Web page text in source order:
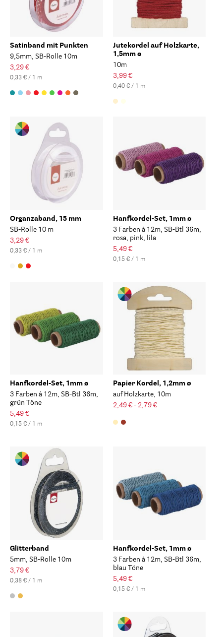
Satinband mit Punkten
9,5mm, SB-Rolle 10m
3,29 €
0,33 € / 1 m
Jutekordel auf Holzkarte,
1,5mm ø
10m
3,99 €
0,40 € / 1 m
Organzaband, 15 mm
SB-Rolle 10 m
3,29 €
0,33 € / 1 m
Hanfkordel-Set, 1mm ø
3 Farben á 12m, SB-Btl 36m,
rosa, pink, lila
5,49 €
0,15 € / 1 m
Hanfkordel-Set, 1mm ø
3 Farben á 12m, SB-Btl 36m,
grün Töne
5,49 €
0,15 € / 1 m
Papier Kordel, 1,2mm ø
auf Holzkarte, 10m
2,49 € - 2,79 €
Glitterband
5mm, SB-Rolle 10m
3,79 €
0,38 € / 1 m
Hanfkordel-Set, 1mm ø
3 Farben á 12m, SB-Btl 36m,
blau Töne
5,49 €
0,15 € / 1 m